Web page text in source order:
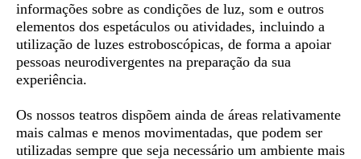
informações sobre as condições de luz, som e outros
elementos dos espetáculos ou atividades, incluindo a
utilização de luzes estroboscópicas, de forma a apoiar
pessoas neurodivergentes na preparação da sua
experiência.
Os nossos teatros dispõem ainda de áreas relativamente
mais calmas e menos movimentadas, que podem ser
utilizadas sempre que seja necessário um ambiente mais